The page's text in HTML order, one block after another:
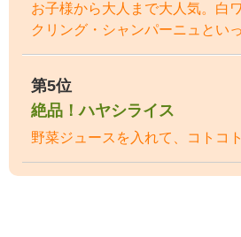
お子様から大人まで大人気。白
クリング・シャンパーニュとい
第5位
絶品！ハヤシライス
野菜ジュースを入れて、コトコ